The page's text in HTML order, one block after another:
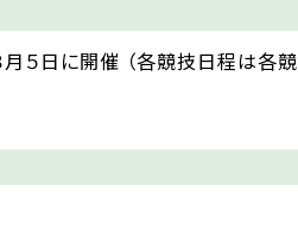
５日に開催 （各競技日程は各